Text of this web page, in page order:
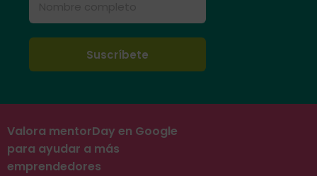
Valora mentorDay en Google
para ayudar a más
emprendedores